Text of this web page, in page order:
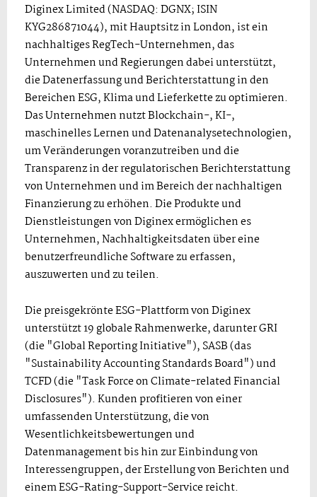
Diginex Limited (NASDAQ: DGNX; ISIN
KYG286871044), mit Hauptsitz in London, ist ein
nachhaltiges RegTech-Unternehmen, das
Unternehmen und Regierungen dabei unterstützt,
die Datenerfassung und Berichterstattung in den
Bereichen ESG, Klima und Lieferkette zu optimieren.
Das Unternehmen nutzt Blockchain-, KI-,
maschinelles Lernen und Datenanalysetechnologien,
um Veränderungen voranzutreiben und die
Transparenz in der regulatorischen Berichterstattung
von Unternehmen und im Bereich der nachhaltigen
Finanzierung zu erhöhen. Die Produkte und
Dienstleistungen von Diginex ermöglichen es
Unternehmen, Nachhaltigkeitsdaten über eine
benutzerfreundliche Software zu erfassen,
auszuwerten und zu teilen.
Die preisgekrönte ESG-Plattform von Diginex
unterstützt 19 globale Rahmenwerke, darunter GRI
(die "Global Reporting Initiative"), SASB (das
"Sustainability Accounting Standards Board") und
TCFD (die "Task Force on Climate-related Financial
Disclosures"). Kunden profitieren von einer
umfassenden Unterstützung, die von
Wesentlichkeitsbewertungen und
Datenmanagement bis hin zur Einbindung von
Interessengruppen, der Erstellung von Berichten und
einem ESG-Rating-Support-Service reicht.